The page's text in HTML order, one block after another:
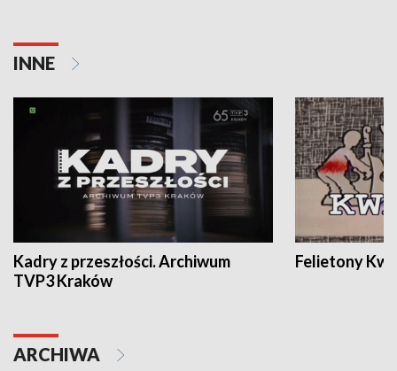
INNE
Kadry z przeszłości. Archiwum
TVP3 Kraków
Felietony
ARCHIWA